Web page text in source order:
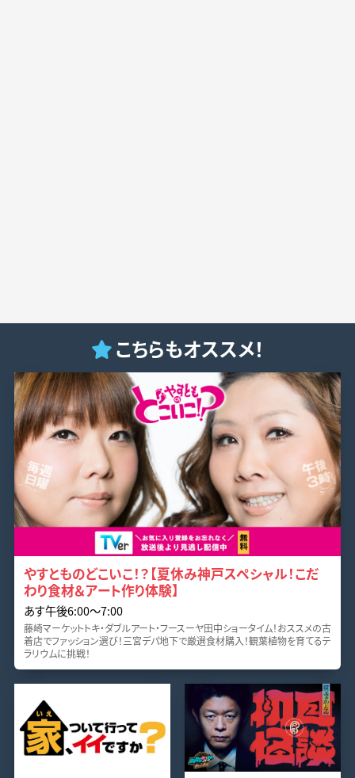
こちらもオススメ！
やすとものどこいこ！？【夏休み神戸スペシャル！こだ
わり食材＆アート作り体験】
あす午後6:00〜7:00
藤崎マーケットトキ・ダブルアート・フースーヤ田中ショータイム！おススメの古
着店でファッション選び！三宮デパ地下で厳選食材購入！観葉植物を育てるテ
ラリウムに挑戦！